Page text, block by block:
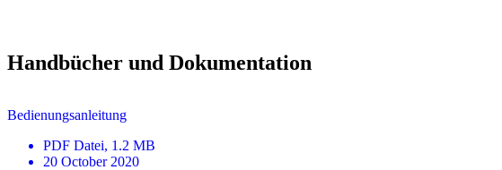
Handbücher und Dokumentation
Bedienungsanleitung
PDF Datei, 1.2 MB
20 October 2020